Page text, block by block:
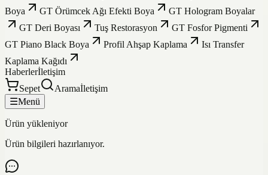
Boya
GT Örümcek Ağı Efekti Boya
GT Hologram Boyalar
GT Deri Boyası
Tuş Restorasyon
GT Fosfor Pigmenti
GT Piano Black Boya
Profil Ahşap Kaplama
Isı Transfer
Kaplama Kağıdı
Haberlerİletişim
Sepet
Aramaİletişim
☰Menü
Ürün yükleniyor
Ürün bilgileri hazırlanıyor.